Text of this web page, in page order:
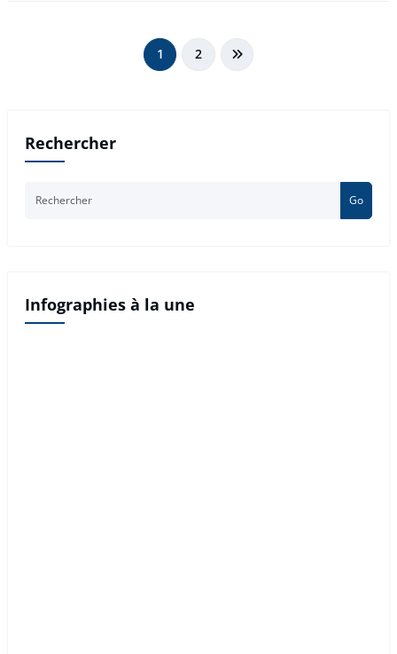
1 2
Rechercher
Go
Infographies à la une